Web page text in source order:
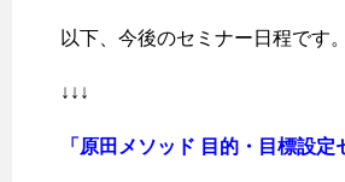
以下、今後のセミナー日程です。
↓↓↓
「原田メソッド 目的・目標設定